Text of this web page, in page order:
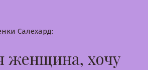
Салехард:
женщина, хочу